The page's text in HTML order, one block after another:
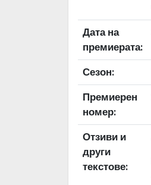
Дата на
премиерата:
Сезон:
Премиерен
номер:
Отзиви и
други
текстове: